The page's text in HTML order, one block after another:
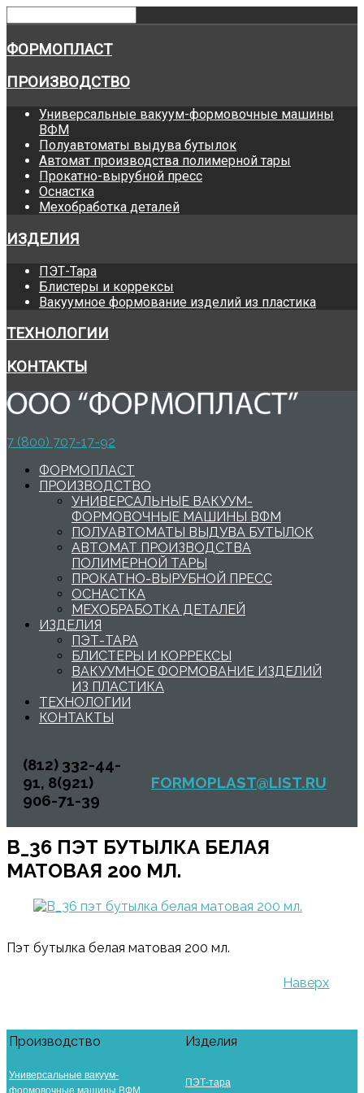
ФОРМОПЛАСТ
ПРОИЗВОДСТВО
Универсальные вакуум-формовочные машины
ВФМ
Полуавтоматы выдува бутылок
Автомат производства полимерной тары
Прокатно-вырубной пресс
Оснастка
Мехобработка деталей
ИЗДЕЛИЯ
ПЭТ-Тара
Блистеры и коррексы
Вакуумное формование изделий из пластика
ТЕХНОЛОГИИ
КОНТАКТЫ
7 (800) 707-17-92
ФОРМОПЛАСТ
ПРОИЗВОДСТВО
УНИВЕРСАЛЬНЫЕ ВАКУУМ-
ФОРМОВОЧНЫЕ МАШИНЫ ВФМ
ПОЛУАВТОМАТЫ ВЫДУВА БУТЫЛОК
АВТОМАТ ПРОИЗВОДСТВА
ПОЛИМЕРНОЙ ТАРЫ
ПРОКАТНО-ВЫРУБНОЙ ПРЕСС
ОСНАСТКА
МЕХОБРАБОТКА ДЕТАЛЕЙ
ИЗДЕЛИЯ
ПЭТ-ТАРА
БЛИСТЕРЫ И КОРРЕКСЫ
ВАКУУМНОЕ ФОРМОВАНИЕ ИЗДЕЛИЙ
ИЗ ПЛАСТИКА
ТЕХНОЛОГИИ
КОНТАКТЫ
(812) 332-44-
91, 8(921)
906-71-39
FORMOPLAST@LIST.RU
B_36 ПЭТ БУТЫЛКА БЕЛАЯ
МАТОВАЯ 200 МЛ.
Пэт бутылка белая матовая 200 мл.
Наверх
Производство Изделия
Универсальные вакуум-
формовочные машины ВФМ
ПЭТ-тара